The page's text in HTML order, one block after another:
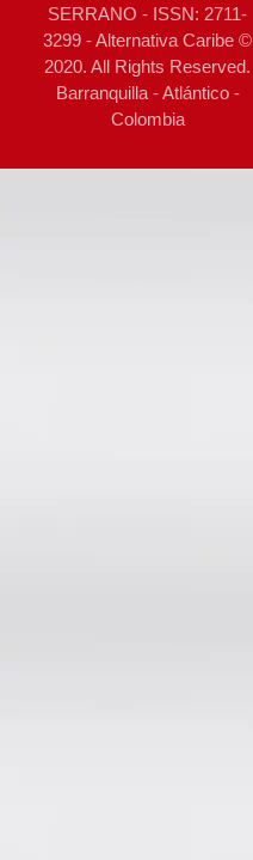
SERRANO - ISSN: 2711-
3299 - Alternativa Caribe ©
2020. All Rights Reserved.
Barranquilla - Atlántico -
Colombia